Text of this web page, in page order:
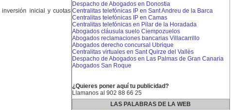
inicial y cuotas
Despacho de Abogados en Donostia
Centralitas telefónicas IP en Sant Andreu de la Barca
Centralitas telefónicas IP en Camas
Centralitas telefónicas en Pilar de la Horadada
Abogados cláusula suelo Ciempozuelos
Abogados reclamaciones bancarias Villacarrillo
Abogados derecho concursal Ubrique
Centralitas virtuales en Sant Quirze del Vallès
Despacho de Abogados en Las Palmas de Gran Canaria
Abogados San Roque
¿Quieres poner aquí tu publicidad?
Llamanos al 902 88 66 25
LAS PALABRAS DE LA WEB